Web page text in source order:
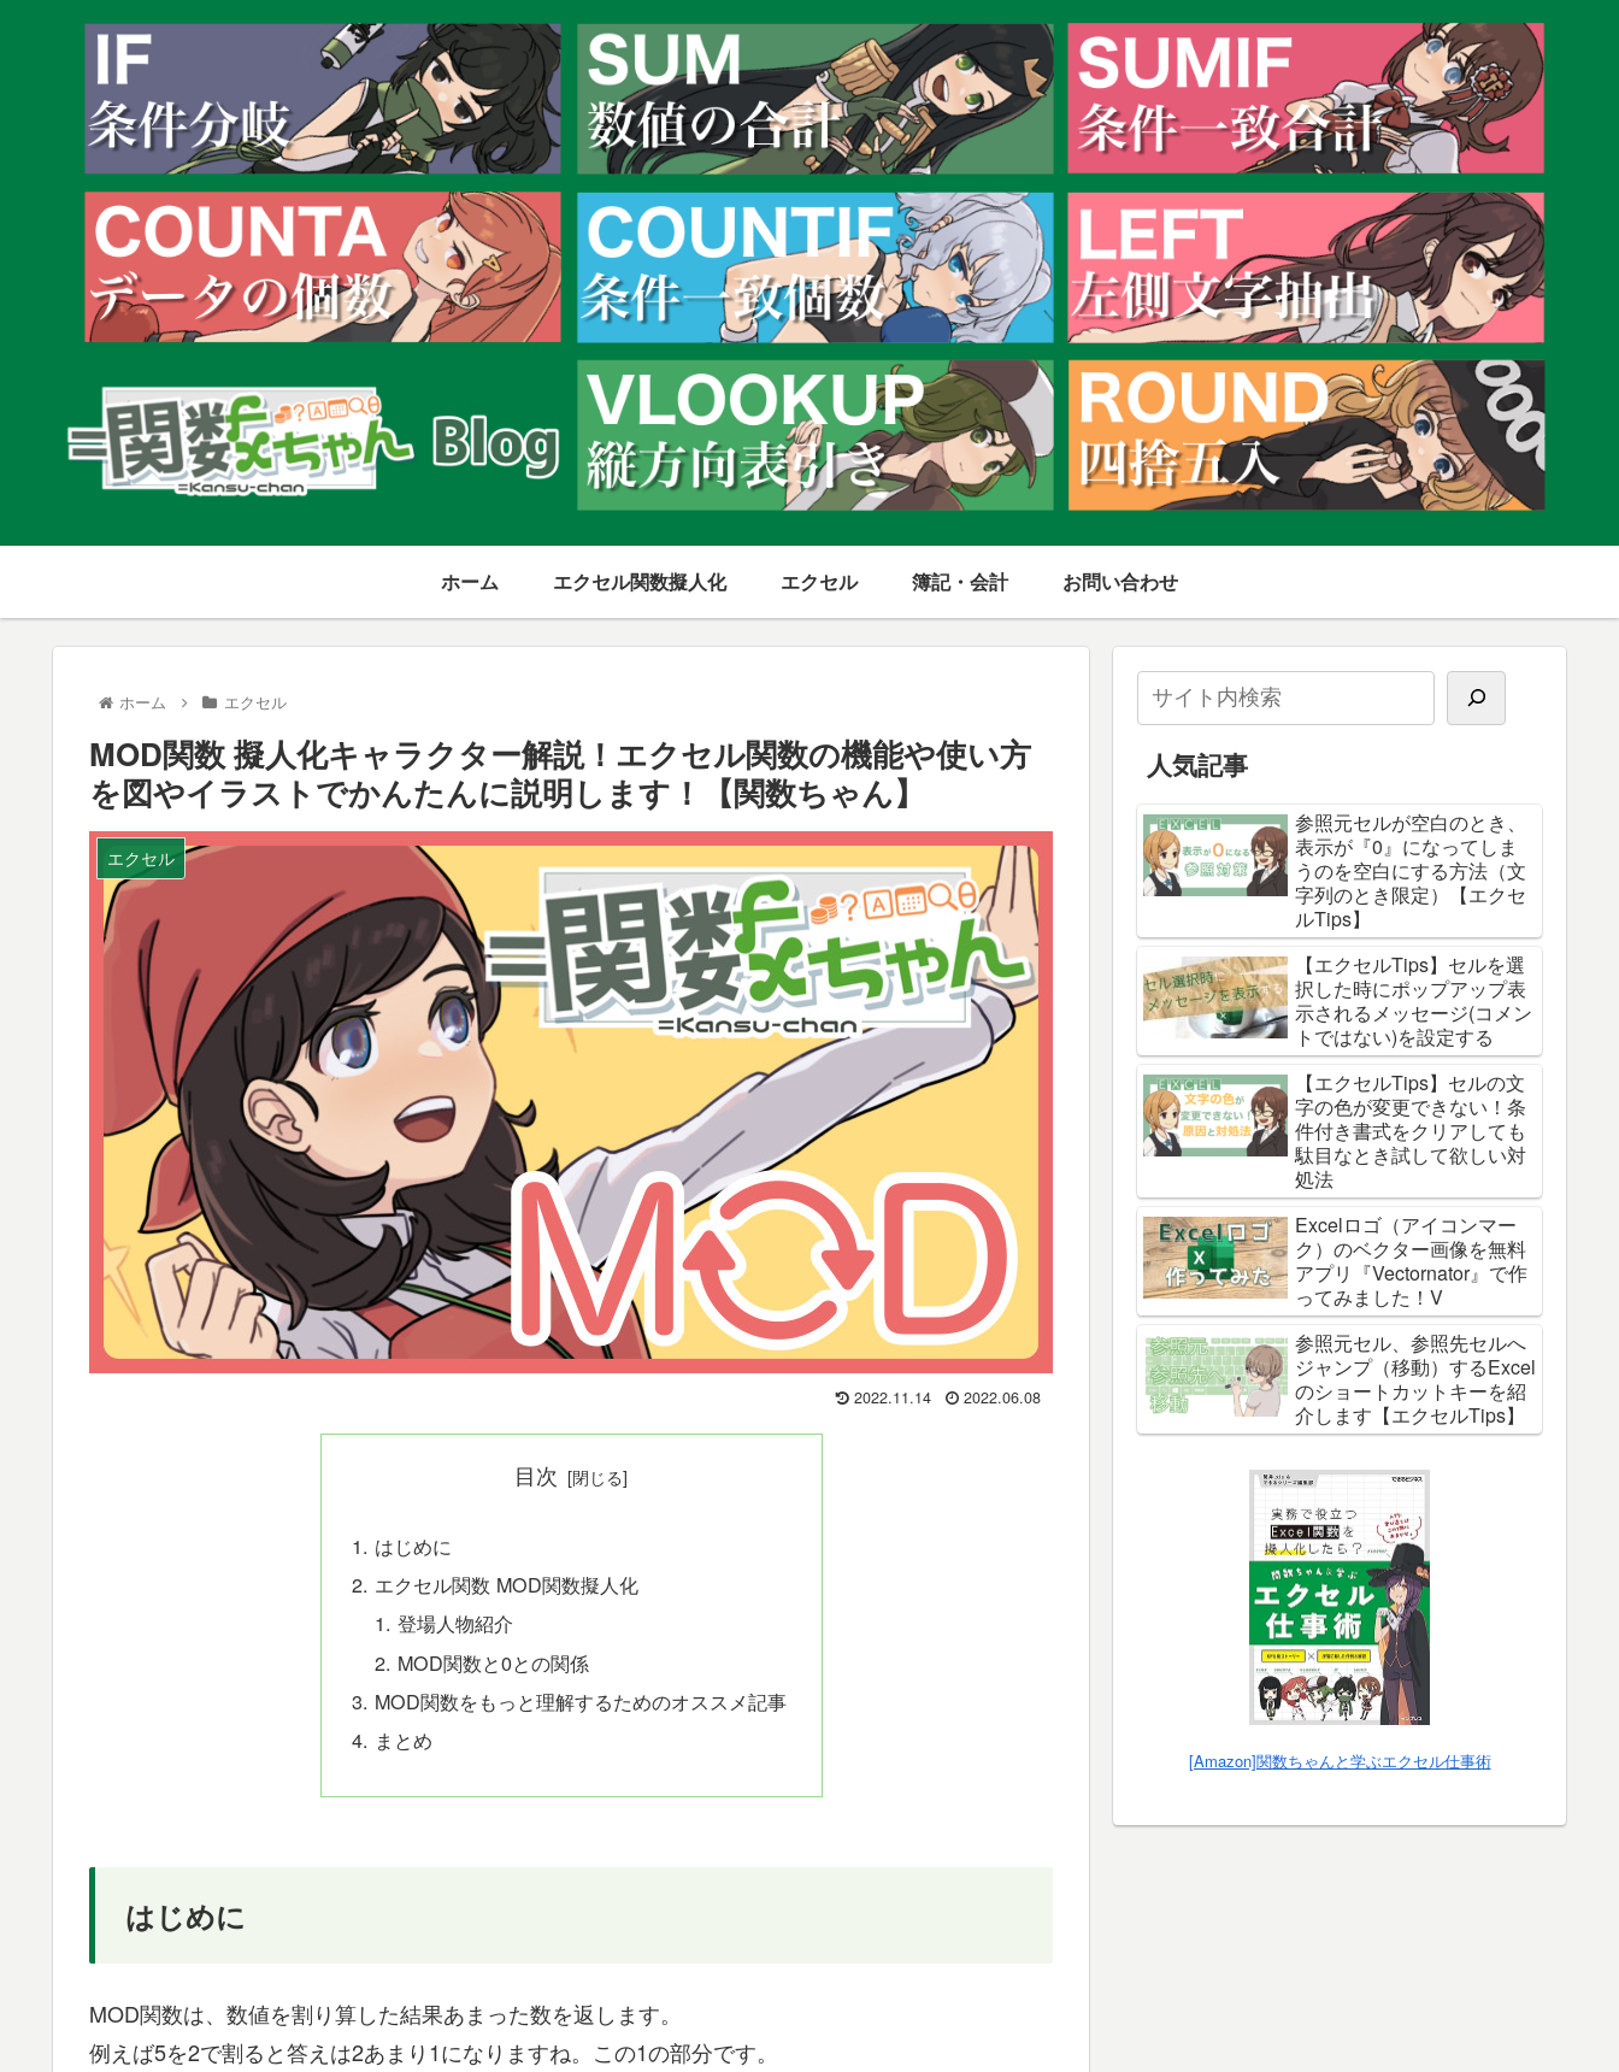
ホーム エクセル関数擬人化 エクセル 簿記・会計 お問い合わせ
ホーム エクセル
MOD関数 擬人化キャラクター解説！エクセル関数の機能や使い方
を図やイラストでかんたんに説明します！【関数ちゃん】
エクセル
2022.11.14 2022.06.08
目次
はじめに
エクセル関数 MOD関数擬人化
登場人物紹介
MOD関数と0との関係
MOD関数をもっと理解するためのオススメ記事
まとめ
はじめに
MOD関数は、数値を割り算した結果あまった数を返します。
例えば5を2で割ると答えは2あまり1になりますね。この1の部分です。
人気記事
参照元セルが空白のとき、
表示が『0』になってしま
うのを空白にする方法（文
字列のとき限定）【エクセ
ルTips】
【エクセルTips】セルを選
択した時にポップアップ表
示されるメッセージ(コメン
トではない)を設定する
【エクセルTips】セルの文
字の色が変更できない！条
件付き書式をクリアしても
駄目なとき試して欲しい対
処法
Excelロゴ（アイコンマー
ク）のベクター画像を無料
アプリ『Vectornator』で作
ってみました！V
参照元セル、参照先セルへ
ジャンプ（移動）するExcel
のショートカットキーを紹
介します【エクセルTips】
[Amazon]関数ちゃんと学ぶエクセル仕事術